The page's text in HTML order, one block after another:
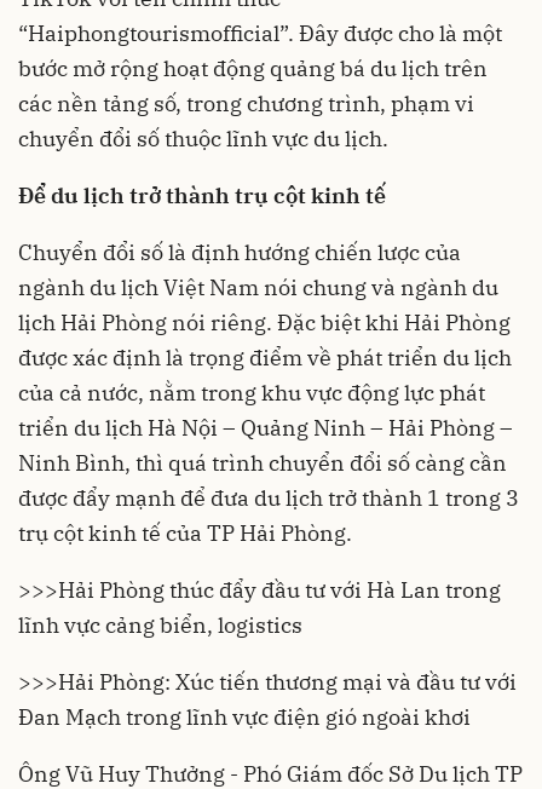
“Haiphongtourismofficial”. Đây được cho là một
bước mở rộng hoạt động quảng bá du lịch trên
các nền tảng số, trong chương trình, phạm vi
chuyển đổi số thuộc lĩnh vực du lịch.
Để du lịch trở thành trụ cột kinh tế
Chuyển đổi số là định hướng chiến lược của
ngành du lịch Việt Nam nói chung và ngành du
lịch Hải Phòng nói riêng. Đặc biệt khi Hải Phòng
được xác định là trọng điểm về phát triển du lịch
của cả nước, nằm trong khu vực động lực phát
triển du lịch Hà Nội – Quảng Ninh – Hải Phòng –
Ninh Bình, thì quá trình chuyển đổi số càng cần
được đẩy mạnh để đưa du lịch trở thành 1 trong 3
trụ cột kinh tế của TP Hải Phòng.
>>>Hải Phòng thúc đẩy đầu tư với Hà Lan trong
lĩnh vực cảng biển, logistics
>>>Hải Phòng: Xúc tiến thương mại và đầu tư với
Đan Mạch trong lĩnh vực điện gió ngoài khơi
Ông Vũ Huy Thưởng - Phó Giám đốc Sở Du lịch TP